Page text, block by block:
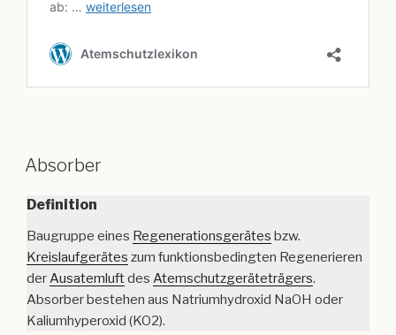
Absorber
Definition
Baugruppe eines Regenerationsgerätes bzw.
Kreislaufgerätes zum funktionsbedingten Regenerieren
derAusatemluftdes Atemschutzgeräteträgers.
Absorber bestehen aus Natriumhydroxid NaOH oder
Kaliumhyperoxid (KO2).